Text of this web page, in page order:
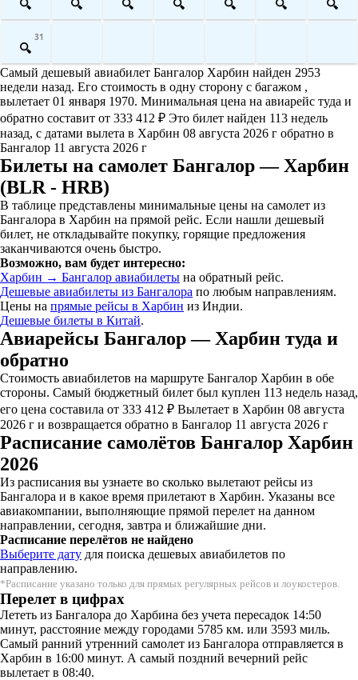
31
Самый дешевый авиабилет Бангалор Харбин найден 2953
недели назад. Его стоимость в одну сторону с багажом ,
вылетает 01 января 1970. Минимальная цена на авиарейс туда и
обратно составит от 333 412 ₽ Это билет найден 113 недель
назад, с датами вылета в Харбин 08 августа 2026 г обратно в
Бангалор 11 августа 2026 г
Билеты на самолет Бангалор — Харбин
(BLR - HRB)
В таблице представлены минимальные цены на самолет из
Бангалора в Харбин на прямой рейс. Если нашли дешевый
билет, не откладывайте покупку, горящие предложения
заканчиваются очень быстро.
Возможно, вам будет интересно:
Харбин → Бангалор авиабилеты на обратный рейс.
Дешевые авиабилеты из Бангалора по любым направлениям.
Цены на прямые рейсы в Харбин из Индии.
Дешевые билеты в Китай.
Авиарейсы Бангалор — Харбин туда и
обратно
Стоимость авиабилетов на маршруте Бангалор Харбин в обе
стороны. Самый бюджетный билет был куплен 113 недель назад,
его цена составила от 333 412 ₽ Вылетает в Харбин 08 августа
2026 г и возвращается обратно в Бангалор 11 августа 2026 г
Расписание самолётов Бангалор Харбин
2026
Из расписания вы узнаете во сколько вылетают рейсы из
Бангалора и в какое время прилетают в Харбин. Указаны все
авиакомпании, выполняющие прямой перелет на данном
направлении, сегодня, завтра и ближайшие дни.
Расписание перелётов не найдено
Выберите дату для поиска дешевых авиабилетов по
направлению.
*Расписание указано только для прямых регулярных рейсов и лоукостеров.
Перелет в цифрах
Лететь из Бангалора до Харбина без учета пересадок 14:50
минут, расстояние между городами 5785 км. или 3593 миль.
Самый ранний утренний самолет из Бангалора отправляется в
Харбин в 16:00 минут. А самый поздний вечерний рейс
вылетает в 08:40.